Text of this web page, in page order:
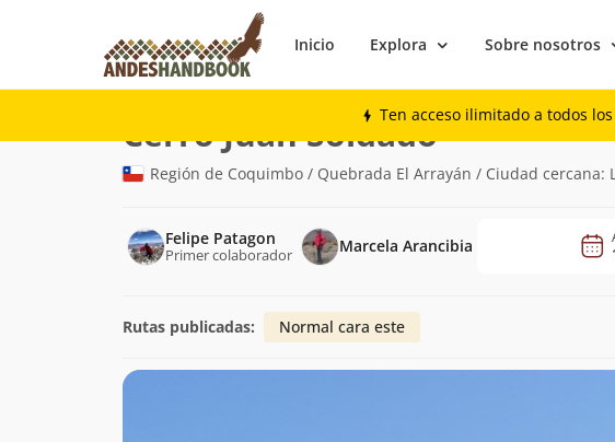
Inicio Explora Sobre nosotros
Ten acceso ilimitado a todos
Montaña
Cerro Juan Soldado(1.198m)
Región de Coquimbo / Quebrada El Arrayán / Ciudad cercana:
Felipe Patagon
Primer colaborador Marcela Arancibia
Rutas publicadas: Normal cara este